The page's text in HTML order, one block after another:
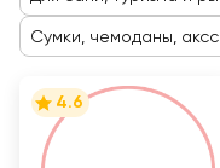
Сумки, чемоданы,
4.6